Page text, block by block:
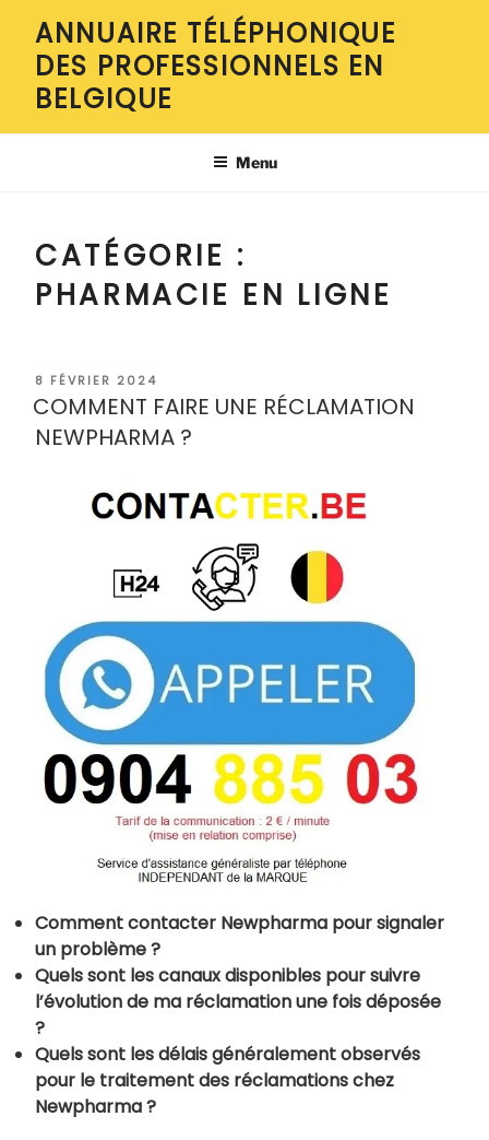
contenu
principal
ANNUAIRE TÉLÉPHONIQUE
DES PROFESSIONNELS EN
BELGIQUE
Menu
CATÉGORIE :
PHARMACIE EN LIGNE
PUBLIÉ
LE
8 FÉVRIER 2024
COMMENT FAIRE UNE RÉCLAMATION
NEWPHARMA ?
Comment contacter Newpharma pour signaler
un problème ?
Quels sont les canaux disponibles pour suivre
l’évolution de ma réclamation une fois déposée
?
Quels sont les délais généralement observés
pour le traitement des réclamations chez
Newpharma ?